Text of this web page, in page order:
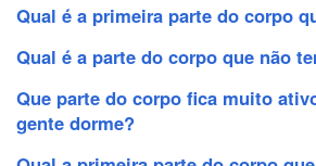
Qual é a primeira parte do corpo
Qual é a parte do corpo que não
Que parte do corpo fica muito
gente dorme?